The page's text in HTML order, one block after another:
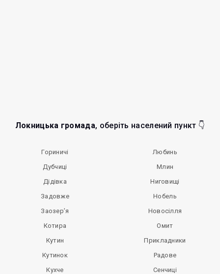
Локницька громада, оберіть населений пункт 👇
Гориничі
Дубчиці
Дідівка
Задовже
Заозер’я
Котира
Кутин
Кутинок
Кухче
Любинь
Млин
Ниговищі
Нобель
Новосілля
Омит
Прикладники
Радове
Сенчиці